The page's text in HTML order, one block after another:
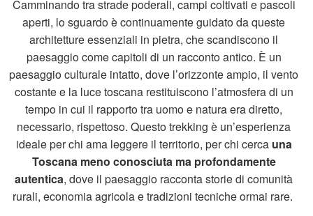
Camminando tra strade poderali, campi coltivati e pascoli
aperti, lo sguardo è continuamente guidato da queste
architetture essenziali in pietra, che scandiscono il
paesaggio come capitoli di un racconto antico. È un
paesaggio culturale intatto, dove l’orizzonte ampio, il vento
costante e la luce toscana restituiscono l’atmosfera di un
tempo in cui il rapporto tra uomo e natura era diretto,
necessario, rispettoso. Questo trekking è un’esperienza
ideale per chi ama leggere il territorio, per chi cerca una
Toscana meno conosciuta ma profondamente
autentica, dove il paesaggio racconta storie di comunità
rurali, economia agricola e tradizioni tecniche ormai rare.